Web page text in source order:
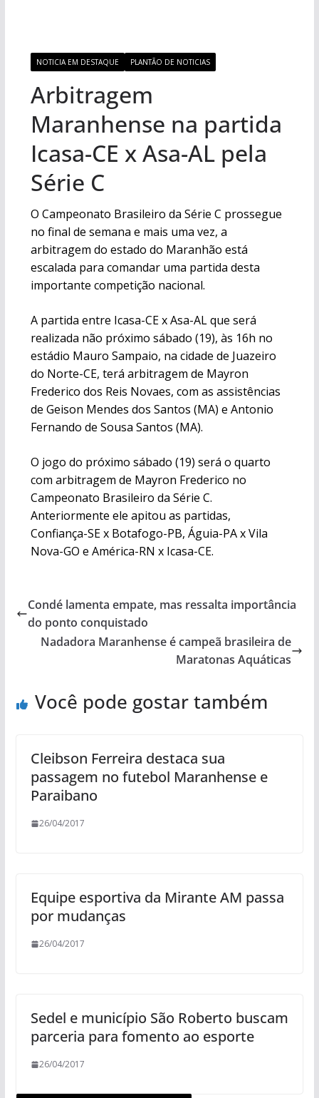
NOTICIA EM DESTAQUE PLANTÃO DE NOTICIAS
Arbitragem
Maranhense na partida
Icasa-CE x Asa-AL pela
Série C
O Campeonato Brasileiro da Série C prossegue
no final de semana e mais uma vez, a
arbitragem do estado do Maranhão está
escalada para comandar uma partida desta
importante competição nacional.
A partida entre Icasa-CE x Asa-AL que será
realizada não próximo sábado (19), às 16h no
estádio Mauro Sampaio, na cidade de Juazeiro
do Norte-CE, terá arbitragem de Mayron
Frederico dos Reis Novaes, com as assistências
de Geison Mendes dos Santos (MA) e Antonio
Fernando de Sousa Santos (MA).
O jogo do próximo sábado (19) será o quarto
com arbitragem de Mayron Frederico no
Campeonato Brasileiro da Série C.
Anteriormente ele apitou as partidas,
Confiança-SE x Botafogo-PB, Águia-PA x Vila
Nova-GO e América-RN x Icasa-CE.
Condé lamenta empate, mas ressalta importância
do ponto conquistado
Nadadora Maranhense é campeã brasileira de
Maratonas Aquáticas
Você pode gostar também
Cleibson Ferreira destaca sua
passagem no futebol Maranhense e
Paraibano
26/04/2017
Equipe esportiva da Mirante AM passa
por mudanças
26/04/2017
Sedel e município São Roberto buscam
parceria para fomento ao esporte
26/04/2017